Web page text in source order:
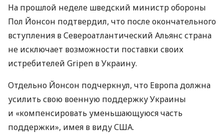
На прошлой неделе шведский министр обороны
Пол Йонсон подтвердил, что после окончательного
вступления в Североатлантический Альянс страна
не исключает возможности поставки своих
истребителей Gripen в Украину.
Отдельно Йонсон подчеркнул, что Европа должна
усилить свою военную поддержку Украины
и «компенсировать уменьшающуюся часть
поддержки», имея в виду США.